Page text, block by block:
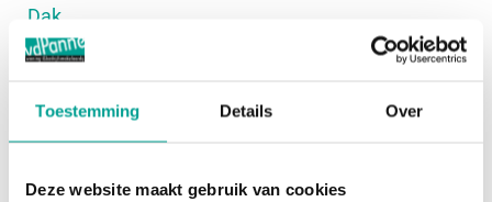
Toestemming Details Over
Deze website maakt gebruik van cookies
afgewerkt met een fraaie eikenhouten vloer en
strak gestucte wanden, wat zorgt voor een
De tuin is circa 11,13 meter diep en 5,75 meter
Dak
Zadeldak
Overig
Permanente bewoning